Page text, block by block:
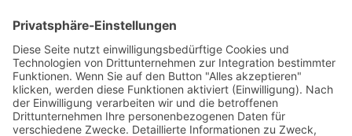
Unternehmen
Service
Media